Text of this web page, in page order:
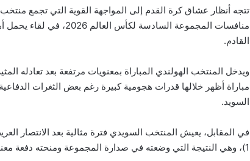
تتجه أنظار عشاق كرة القدم إلى المواجهة القوية التي تجمع
منافسات المجموعة السادسة
القادم.
مباراة أظهر خلالها قدرات هجومية كبيرة رغم بعض الثغرات
السويد.
1)، وهي النتيجة التي وضعته في صدارة المجموعة ومنحته دفعة معنوية هائلة قبل مواجهة أحد أبرز المنتخبات الأوروبية.